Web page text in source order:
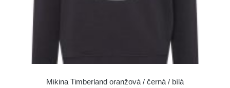
Mikina Timberland oranžová / černá / bílá